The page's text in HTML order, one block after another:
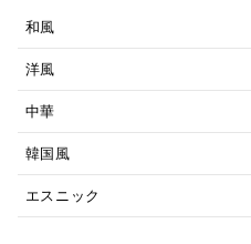
和風
洋風
中華
韓国風
エスニック